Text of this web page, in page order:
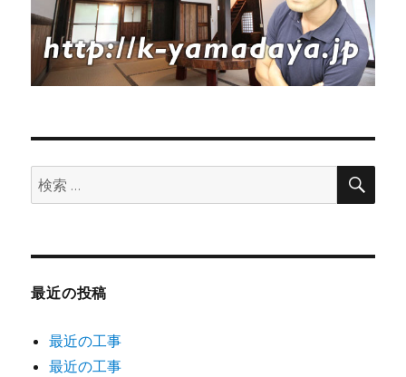
び
場
外
構
工
検
索:
検
最近の投稿
最近の工事
最近の工事